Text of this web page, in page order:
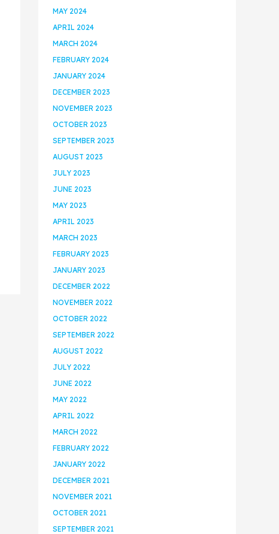
MAY 2024
APRIL 2024
MARCH 2024
FEBRUARY 2024
JANUARY 2024
DECEMBER 2023
NOVEMBER 2023
OCTOBER 2023
SEPTEMBER 2023
AUGUST 2023
JULY 2023
JUNE 2023
MAY 2023
APRIL 2023
MARCH 2023
FEBRUARY 2023
JANUARY 2023
DECEMBER 2022
NOVEMBER 2022
OCTOBER 2022
SEPTEMBER 2022
AUGUST 2022
JULY 2022
JUNE 2022
MAY 2022
APRIL 2022
MARCH 2022
FEBRUARY 2022
JANUARY 2022
DECEMBER 2021
NOVEMBER 2021
OCTOBER 2021
SEPTEMBER 2021